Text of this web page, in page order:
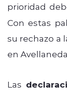
prioridad
Con estas
su rechazo a
en
Las